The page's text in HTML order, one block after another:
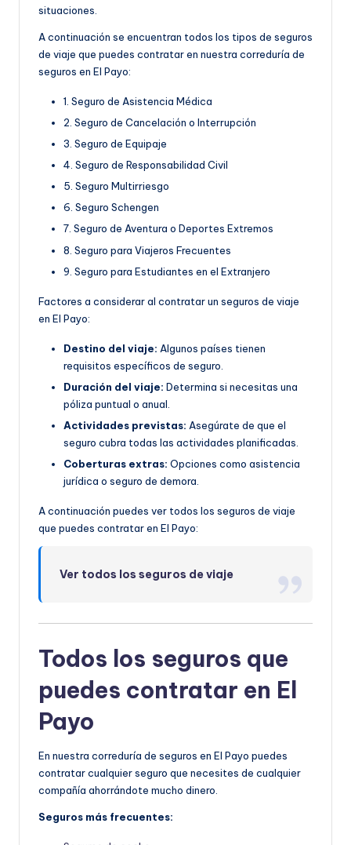
situaciones.
A continuación se encuentran todos los tipos de seguros
de viaje que puedes contratar en nuestra correduría de
seguros en El Payo:
1. Seguro de Asistencia Médica
2. Seguro de Cancelación o Interrupción
3. Seguro de Equipaje
4. Seguro de Responsabilidad Civil
5. Seguro Multirriesgo
6. Seguro Schengen
7. Seguro de Aventura o Deportes Extremos
8. Seguro para Viajeros Frecuentes
9. Seguro para Estudiantes en el Extranjero
Factores a considerar al contratar un seguros de viaje
en El Payo:
Destino del viaje: Algunos países tienen
requisitos específicos de seguro.
Duración del viaje: Determina si necesitas una
póliza puntual o anual.
Actividades previstas: Asegúrate de que el
seguro cubra todas las actividades planificadas.
Coberturas extras: Opciones como asistencia
jurídica o seguro de demora.
A continuación puedes ver todos los seguros de viaje
que puedes contratar en El Payo:
Ver todos los seguros de viaje
Todos los seguros que
puedes contratar en El
Payo
En nuestra correduría de seguros en El Payo puedes
contratar cualquier seguro que necesites de cualquier
compañía ahorrándote mucho dinero.
Seguros más frecuentes: